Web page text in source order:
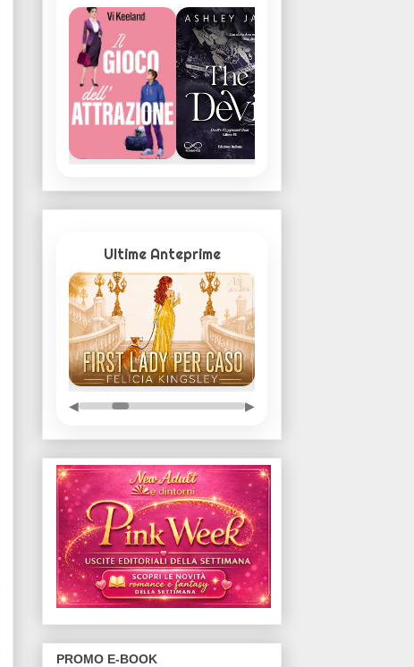
Ultime Anteprime
◀ ▶
PROMO E-BOOK